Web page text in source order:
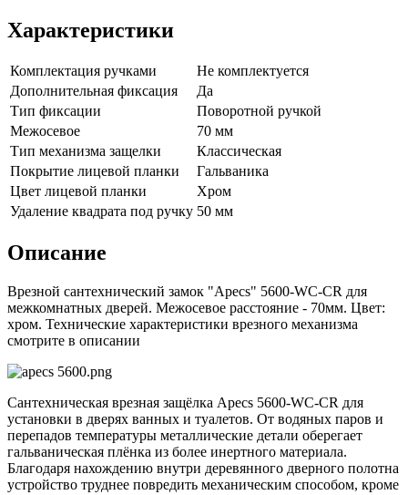
Характеристики
Комплектация ручками
Не комплектуется
Дополнительная фиксация
Да
Тип фиксации
Поворотной ручкой
Межосевое
70 мм
Тип механизма защелки
Классическая
Покрытие лицевой планки
Гальваника
Цвет лицевой планки
Хром
Удаление квадрата под ручку 50 мм
Описание
Врезной сантехнический замок "Apecs" 5600-WC-CR для
межкомнатных дверей. Межосевое расстояние - 70мм. Цвет:
хром. Технические характеристики врезного механизма
смотрите в описании
Сантехническая врезная защёлка Apecs 5600-WC-CR для
установки в дверях ванных и туалетов. От водяных паров и
перепадов температуры металлические детали оберегает
гальваническая плёнка из более инертного материала.
Благодаря нахождению внутри деревянного дверного полотна
устройство труднее повредить механическим способом, кроме